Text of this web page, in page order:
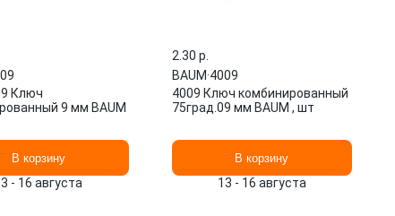
Ключ
9 мм BAUM
В корзину
- 16 августа
2.30 p.
BAUM·4009
4009 Ключ комбинированный
75град.09 мм BAUM , шт
В корзину
13 - 16 августа